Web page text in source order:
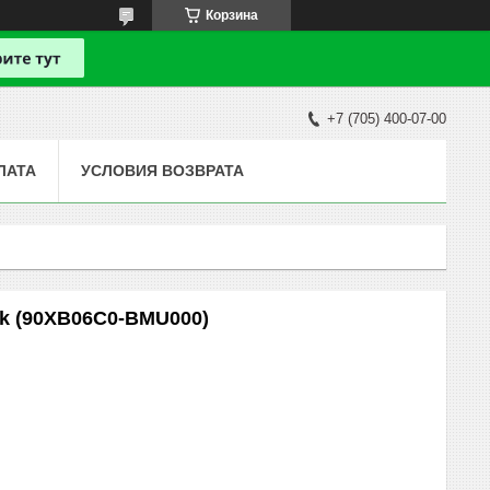
Корзина
+7 (705) 400-07-00
УСЛОВИЯ ВОЗВРАТА
(90XB06C0-BMU000)